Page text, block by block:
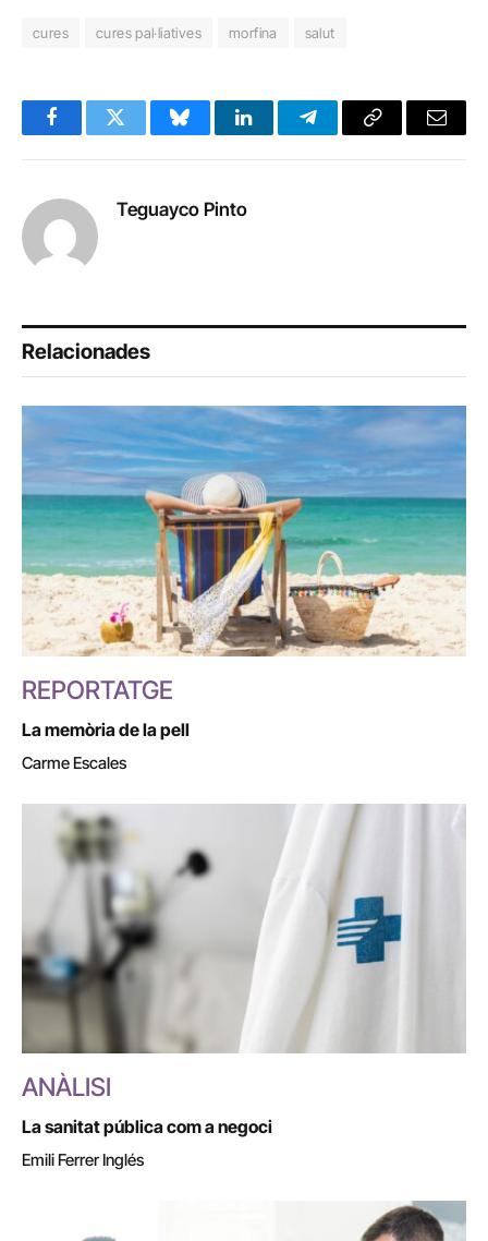
cures cures pal·liatives morfina salut
FacebookTwitter BlueskyLinkedInTelegramCopy
Email
Teguayco Pinto
Relacionades
REPORTATGE
La memòria de la pell
Carme Escales
ANÀLISI
La sanitat pública com a negoci
Emili Ferrer Inglés